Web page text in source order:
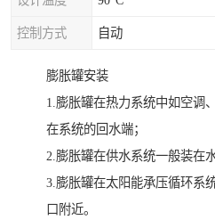
控制方式 自动
膨胀罐安装
1.膨胀罐在热力系统中如空调
在系统的回水端；
2.膨胀罐在供水系统一般装在
3.膨胀罐在太阳能承压循环系
口附近。